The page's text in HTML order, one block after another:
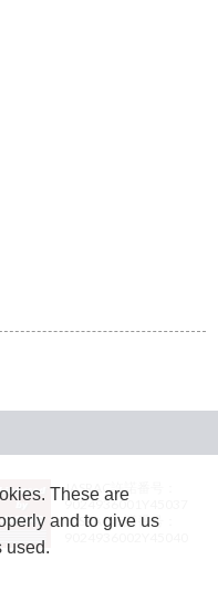
JASRAC許諾番号：
9024936001Y45037
JASRAC許諾番号：
These are
and to give us
used.